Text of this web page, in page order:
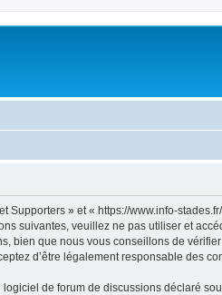
» et « https://www.info-
suivantes, veuillez ne pas utiliser et
bien que nous vous conseillons de
d’être légalement responsable des
de forum de discussions déclaré